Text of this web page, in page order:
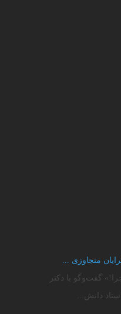
متجاوزی‌ ...
گفت‌وگو با دکتر
دانش...